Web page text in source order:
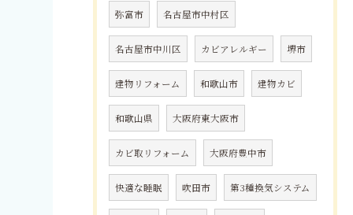
弥富市 名古屋市中村区
名古屋市中川区 カビアレルギー 堺市
建物リフォーム 和歌山市 建物カビ
和歌山県 大阪府東大阪市
カビ取リフォーム 大阪府豊中市
快適な睡眠 吹田市 第3種換気システム